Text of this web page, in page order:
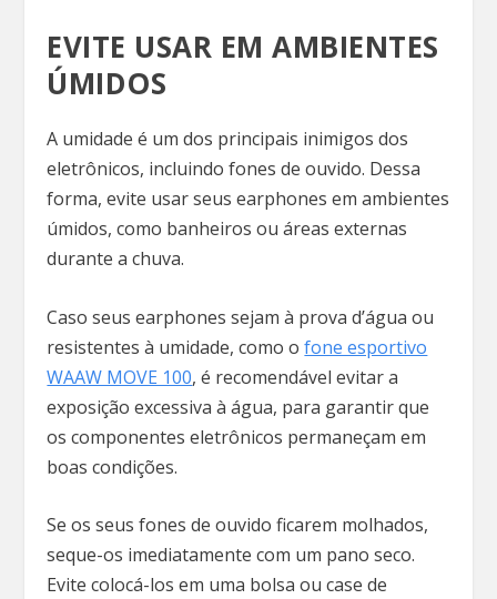
EVITE USAR EM AMBIENTES
ÚMIDOS
A umidade é um dos principais inimigos dos
eletrônicos, incluindo fones de ouvido. Dessa
forma, evite usar seus earphones em ambientes
úmidos, como banheiros ou áreas externas
durante a chuva.
Caso seus earphones sejam à prova d’água ou
resistentes à umidade, como ofone esportivo
WAAW MOVE 100, é recomendável evitar a
exposição excessiva à água, para garantir que
os componentes eletrônicos permaneçam em
boas condições.
Se os seus fones de ouvido ficarem molhados,
seque-os imediatamente com um pano seco.
Evite colocá-los em uma bolsa ou case de